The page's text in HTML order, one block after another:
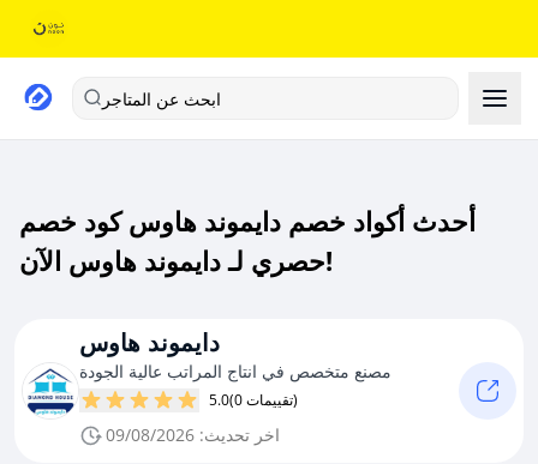
ابحث عن المتاجر
أحدث أكواد خصم دايموند هاوس كود خصم
حصري لـ دايموند هاوس الآن!
دايموند هاوس
مصنع متخصص في انتاج المراتب عالية الجودة
5.0 (0 تقييمات)
اخر تحديث: 09/08/2026